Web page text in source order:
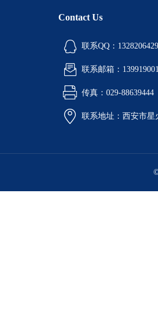
Contact Us
联系QQ：1328206429
联系邮箱：
传真：029-88639444
联系地址：西安市星